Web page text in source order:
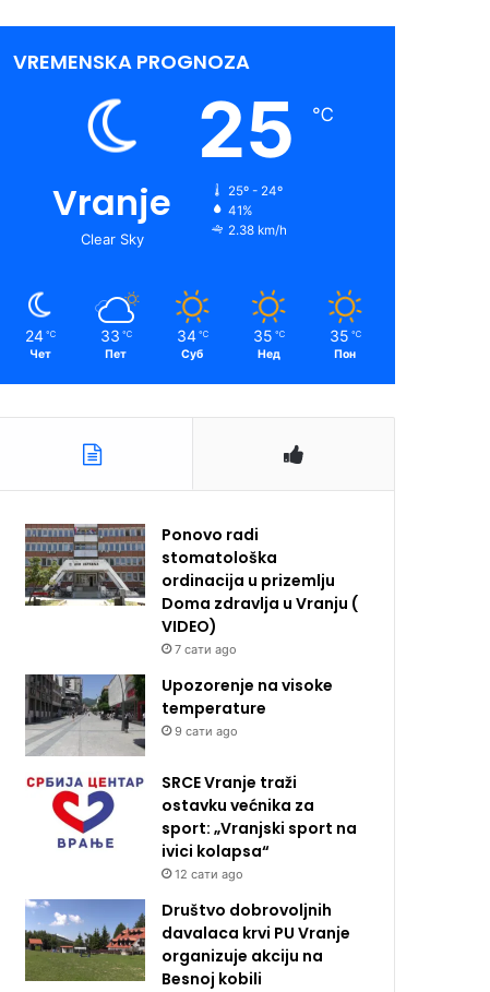
VREMENSKA PROGNOZA
Vranje
Clear Sky
25 ℃
25º - 24º
41%
2.38 km/h
24 ℃
Чет
33 ℃
Пет
34 ℃
Суб
35 ℃
Нед
35 ℃
Пон
Ponovo radi
stomatološka
ordinacija u prizemlju
Doma zdravlja u Vranju (
VIDEO)
7 сати ago
Upozorenje na visoke
temperature
9 сати ago
SRCE Vranje traži
ostavku većnika za
sport: „Vranjski sport na
ivici kolapsa“
12 сати ago
Društvo dobrovoljnih
davalaca krvi PU Vranje
organizuje akciju na
Besnoj kobili